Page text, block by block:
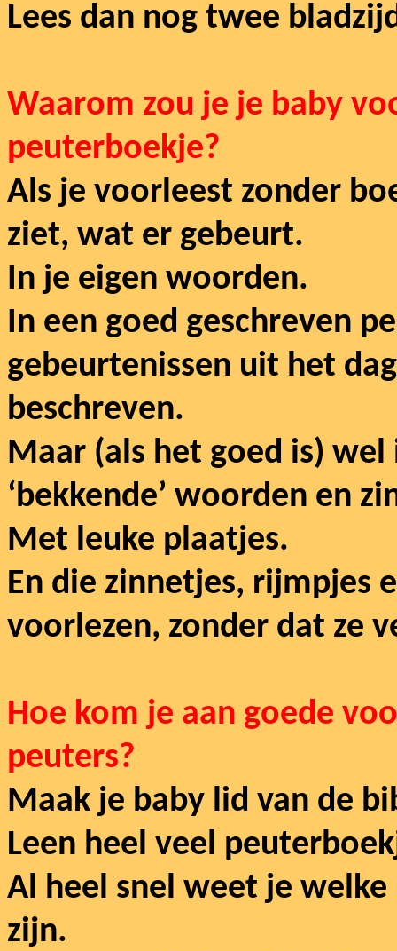
Lees dan nog twee
Waarom zou je je baby
peuterboekje?
Als je voorleest zonder
ziet, wat er gebeurt.
In je eigen woorden.
In een goed geschreven
gebeurtenissen uit het
beschreven.
Maar (als het goed is)
‘bekkende’ woorden en
Met leuke plaatjes.
En die zinnetjes, rijmpjes
voorlezen, zonder dat ze
Hoe kom je aan goede
peuters?
Maak je baby lid van de
Leen heel veel
Al heel snel weet je
zijn.